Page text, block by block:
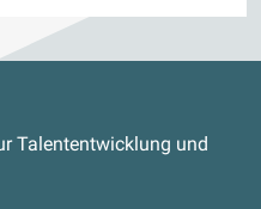
Talententwicklung und